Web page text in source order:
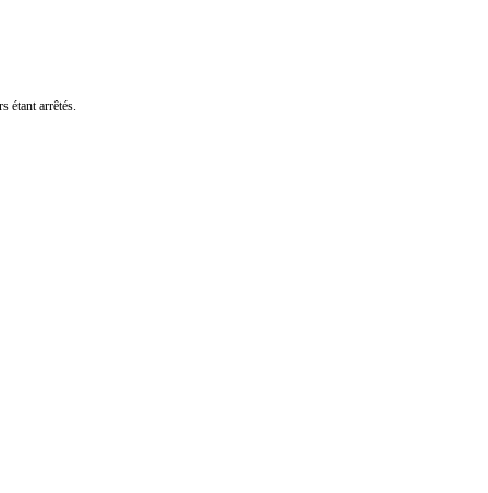
étant arrêtés.